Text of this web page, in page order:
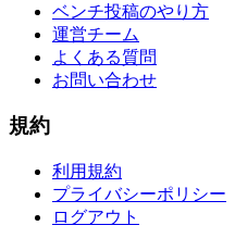
ベンチ投稿のやり方
運営チーム
よくある質問
お問い合わせ
規約
利用規約
プライバシーポリシー
ログアウト